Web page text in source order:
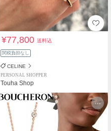
¥77,800送料込
関税負担なし
CELINE
PERSONAL SHOPPER
Touha Shop